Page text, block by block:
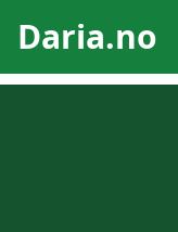
Daria.no